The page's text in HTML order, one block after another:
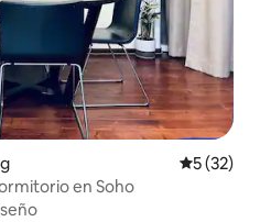
5 (32)
en Soho